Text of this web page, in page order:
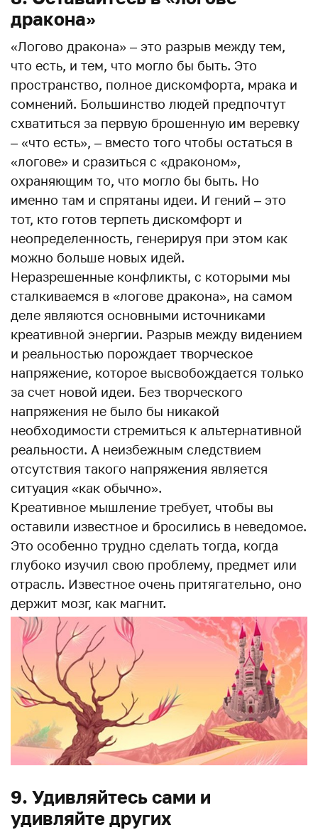
дракона»
«Логово дракона» – это разрыв между тем,
что есть, и тем, что могло бы быть. Это
пространство, полное дискомфорта, мрака и
сомнений. Большинство людей предпочтут
схватиться за первую брошенную им веревку
– «что есть», – вместо того чтобы остаться в
«логове» и сразиться с «драконом»,
охраняющим то, что могло бы быть. Но
именно там и спрятаны идеи. И гений – это
тот, кто готов терпеть дискомфорт и
неопределенность, генерируя при этом как
можно больше новых идей.
Неразрешенные конфликты, с которыми мы
сталкиваемся в «логове дракона», на самом
деле являются основными источниками
креативной энергии. Разрыв между видением
и реальностью порождает творческое
напряжение, которое высвобождается только
за счет новой идеи. Без творческого
напряжения не было бы никакой
необходимости стремиться к альтернативной
реальности. А неизбежным следствием
отсутствия такого напряжения является
ситуация «как обычно».
Креативное мышление требует, чтобы вы
оставили известное и бросились в неведомое.
Это особенно трудно сделать тогда, когда
глубоко изучил свою проблему, предмет или
отрасль. Известное очень притягательно, оно
держит мозг, как магнит.
9. Удивляйтесь сами и
удивляйте других